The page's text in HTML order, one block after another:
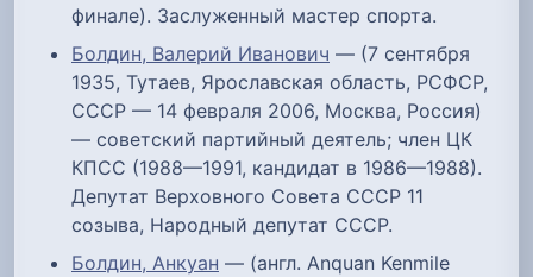
финале). Заслуженный мастер спорта.
Болдин, Валерий Иванович — (7 сентября
1935, Тутаев, Ярославская область, РСФСР,
СССР — 14 февраля 2006, Москва, Россия)
— советский партийный деятель; член ЦК
КПСС (1988—1991, кандидат в 1986—1988).
Депутат Верховного Совета СССР 11
созыва, Народный депутат СССР.
Болдин, Анкуан — (англ. Anquan Kenmile